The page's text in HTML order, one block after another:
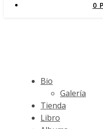
0
Bio
Galería
Tienda
Libro